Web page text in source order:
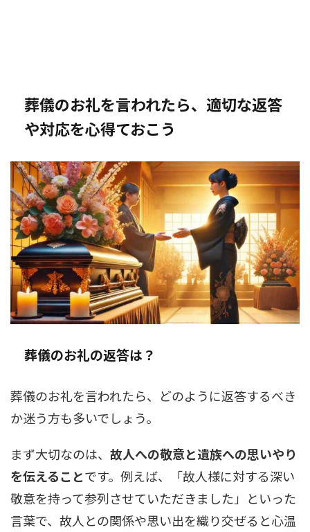
葬儀のお礼を言われたら、適切な返答
や対応を心得ておこう
葬儀のお礼の返答は？
葬儀のお礼を言われたら、どのように返答するべき
か迷う方も多いでしょう。
まず大切なのは、 故人への敬意と遺族への思いやり
を伝えることです。例えば、「故人様に対する深い
敬意を持って参列させていただきました」といった
言葉で、故人との関係や思い出を織り交ぜると心温